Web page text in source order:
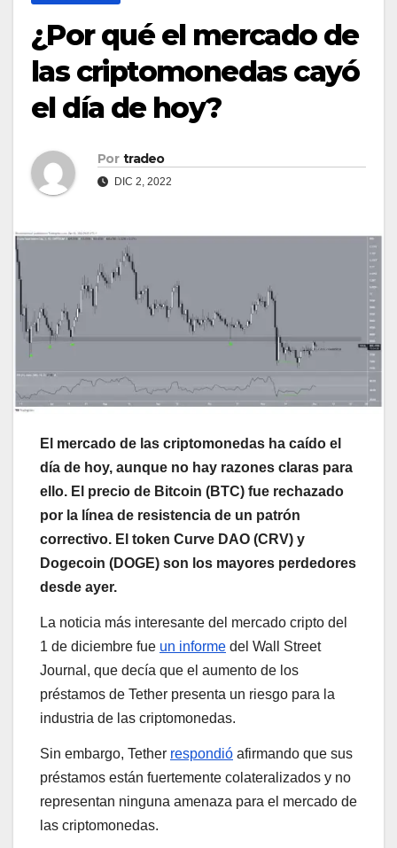
¿Por qué el mercado de
las criptomonedas cayó
el día de hoy?
Por tradeo
DIC 2, 2022
El mercado de las criptomonedas ha caído el
día de hoy, aunque no hay razones claras para
ello. El precio de Bitcoin (BTC) fue rechazado
por la línea de resistencia de un patrón
correctivo. El token Curve DAO (CRV) y
Dogecoin (DOGE) son los mayores perdedores
desde ayer.
La noticia más interesante del mercado cripto del
1 de diciembre fue un informe del Wall Street
Journal, que decía que el aumento de los
préstamos de Tether presenta un riesgo para la
industria de las criptomonedas.
Sin embargo, Tether respondió afirmando que sus
préstamos están fuertemente colateralizados y no
representan ninguna amenaza para el mercado de
las criptomonedas.